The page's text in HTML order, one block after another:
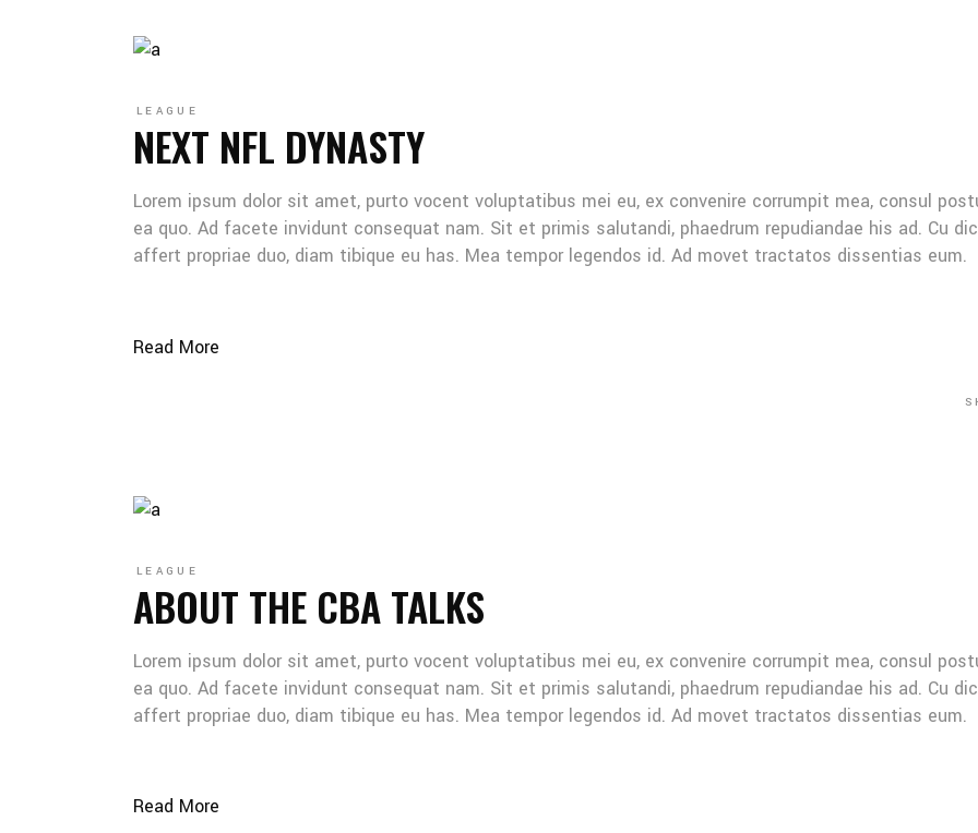
LEAGUE
NEXT NFL DYNASTY
Lorem ipsum dolor sit amet, purto vocent voluptatibus mei eu, ex convenire corrumpit mea, consul
ea quo. Ad facete invidunt consequat nam. Sit et primis salutandi, phaedrum repudiandae his ad. Cu
affert propriae duo, diam tibique eu has. Mea tempor legendos id. Ad movet tractatos dissentias eum.
Read More
LEAGUE
ABOUT THE CBA TALKS
Lorem ipsum dolor sit amet, purto vocent voluptatibus mei eu, ex convenire corrumpit mea, consul
ea quo. Ad facete invidunt consequat nam. Sit et primis salutandi, phaedrum repudiandae his ad. Cu
affert propriae duo, diam tibique eu has. Mea tempor legendos id. Ad movet tractatos dissentias eum.
Read More